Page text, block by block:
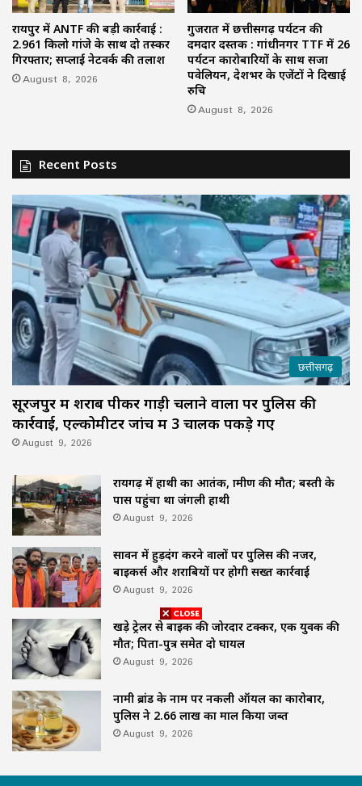
रायपुर में ANTF की बड़ी कार्रवाई :
2.961 किलो गांजे के साथ दो तस्कर
गिरफ्तार; सप्लाई नेटवर्क की तलाश
August 8, 2026
गुजरात में छत्तीसगढ़ पर्यटन की
दमदार दस्तक : गांधीनगर TTF में 26
पर्यटन कारोबारियों के साथ सजा
पवेलियन, देशभर के एजेंटों ने दिखाई
रुचि
August 8, 2026
Recent Posts
छत्तीसगढ़
सूरजपुर में शराब पीकर गाड़ी चलाने वालों पर पुलिस की
कार्रवाई, एल्कोमीटर जांच में 3 चालक पकड़े गए
August 9, 2026
रायगढ़ में हाथी का आतंक, ग्रामीण की मौत; बस्ती के
पास पहुंचा था जंगली हाथी
August 9, 2026
सावन में हुड़दंग करने वालों पर पुलिस की नजर,
बाइकर्स और शराबियों पर होगी सख्त कार्रवाई
August 9, 2026
खड़े ट्रेलर से बाइक की जोरदार टक्कर, एक युवक की
मौत; पिता-पुत्र समेत दो घायल
August 9, 2026
नामी ब्रांड के नाम पर नकली ऑयल का कारोबार,
पुलिस ने 2.66 लाख का माल किया जब्त
August 9, 2026